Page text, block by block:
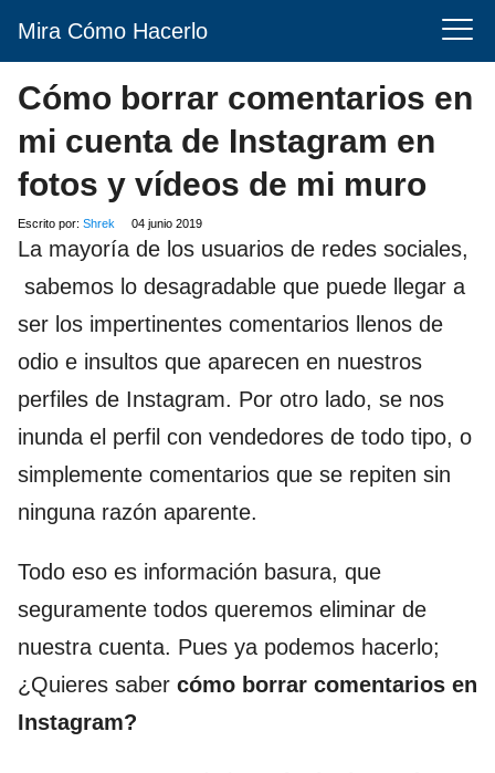
Mira Cómo Hacerlo
Cómo borrar comentarios en
mi cuenta de Instagram en
fotos y vídeos de mi muro
Escrito por: Shrek 04 junio 2019
La mayoría de los usuarios de redes sociales,
sabemos lo desagradable que puede llegar a
ser los impertinentes comentarios llenos de
odio e insultos que aparecen en nuestros
perfiles de Instagram. Por otro lado, se nos
inunda el perfil con vendedores de todo tipo, o
simplemente comentarios que se repiten sin
ninguna razón aparente.
Todo eso es información basura, que
seguramente todos queremos eliminar de
nuestra cuenta. Pues ya podemos hacerlo;
¿Quieres saber cómo borrar comentarios en
Instagram?